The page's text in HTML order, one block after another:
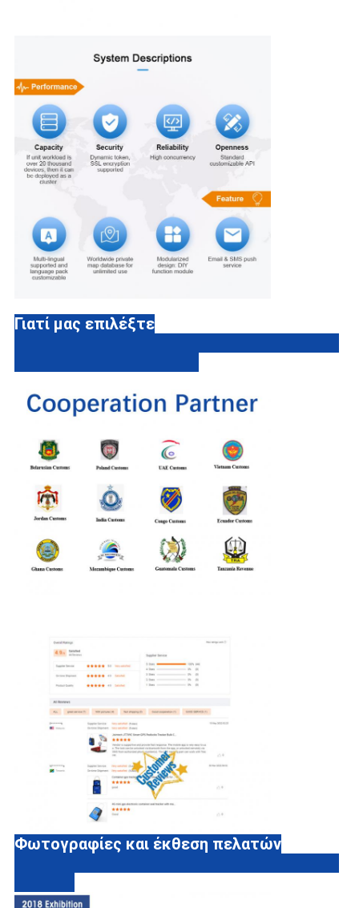
Γιατί μας επιλέξτε
Φωτογραφίες και έκθεση πελατών